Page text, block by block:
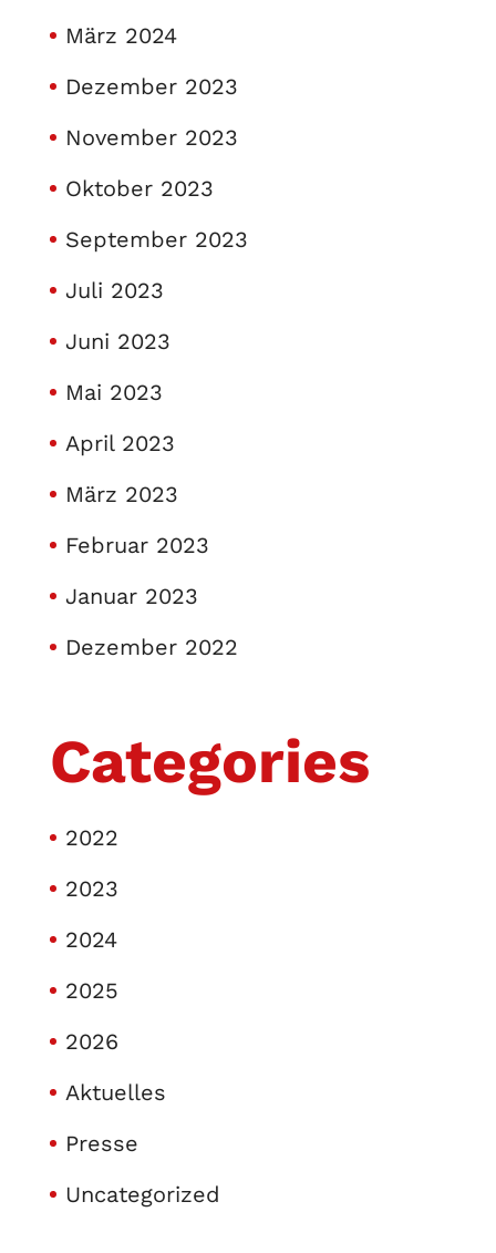
März 2024
Dezember 2023
November 2023
Oktober 2023
September 2023
Juli 2023
Juni 2023
Mai 2023
April 2023
März 2023
Februar 2023
Januar 2023
Dezember 2022
Categories
2022
2023
2024
2025
2026
Aktuelles
Presse
Uncategorized